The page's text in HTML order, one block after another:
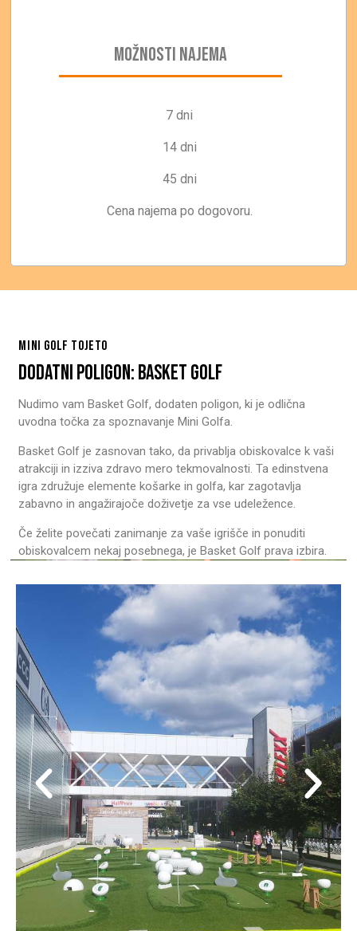
MOŽNOSTI NAJEMA
7 dni
14 dni
45 dni
Cena najema po dogovoru.
MINI GOLF TOJETO
DODATNI POLIGON: BASKET GOLF
Nudimo vam Basket Golf, dodaten poligon, ki je odlična
uvodna točka za spoznavanje Mini Golfa.
Basket Golf je zasnovan tako, da privablja obiskovalce k vaši
atrakciji in izziva zdravo mero tekmovalnosti. Ta edinstvena
igra združuje elemente košarke in golfa, kar zagotavlja
zabavno in angažirajoče doživetje za vse udeležence.
Če želite povečati zanimanje za vaše igrišče in ponuditi
obiskovalcem nekaj posebnega, je Basket Golf prava izbira.